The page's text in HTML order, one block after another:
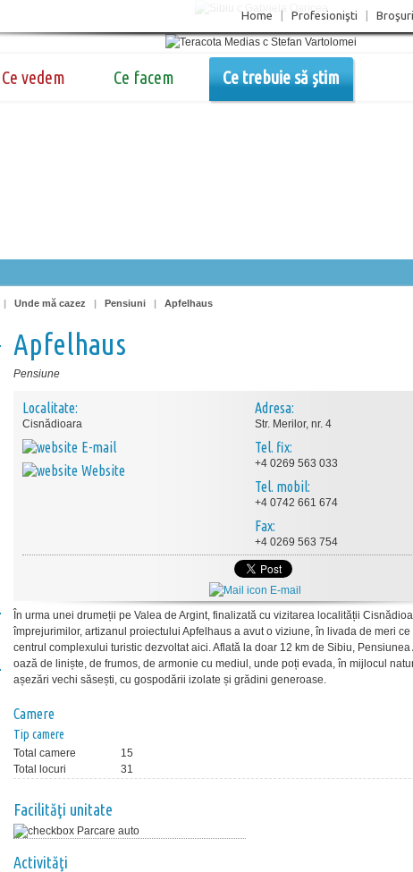
Home Profesionişti
Ce vedem Ce facem Ce trebuie să știm
| Unde mă cazez | Pensiuni | Apfelhaus
Apfelhaus
Pensiune
Localitate:
Cisnădioara
E-mail
Website
Adresa:
Str. Merilor, nr. 4
Tel. fix:
+4 0269 563 033
Tel. mobil:
+4 0742 661 674
Fax:
+4 0269 563 754
E-mail
În urma unei drumeții pe Valea de Argint, finalizată cu vizitarea localității
împrejurimilor, artizanul proiectului Apfelhaus a avut o viziune, în livada de meri
centrul complexului turistic dezvoltat aici. Aflată la doar 12 km de Sibiu,
oază de liniște, de frumos, de armonie cu mediul, unde poți evada, în mijlocul
așezări vechi săsești, cu gospodării izolate și grădini generoase.
Camere
Tip camere
Total camere
15
Total locuri
31
Facilităţi unitate
Parcare auto
Activităţi